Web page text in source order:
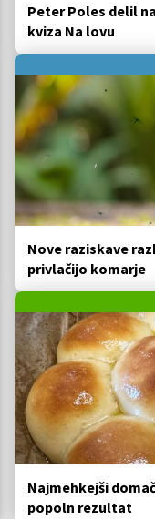
Peter Poles delil
kviza Na lovu
Nove raziskave
privlačijo komarje
Najmehkejši
popoln rezultat